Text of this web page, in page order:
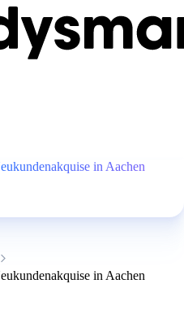
in Aachen
in Aachen